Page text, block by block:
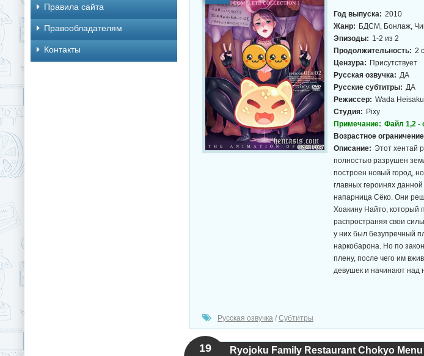
Год выпуска: 2010
Жанр: БДСМ, Бонлаж,
Эпизоды: 1-2 из 2
Продолжительность: 2
Цензура: Присутствует
Русская озвучка: ДА
Русские субтитры: ДА
Режиссер: Wada
Студия: Pixy
Примечание: Файл 1,2 -
Возрастное
Описание: Этот хентай
полностью разрушен
построен новый город,
главных героинях
напарница Сёко. Они
Хоакину Найто, который
распространяя свои
у них был безупречный
наркобарона. Но по
плену, после чего им
девушек и начинают над
Русская озвучка / Субтитры
19
Правила сайта
Правообладателям
Контакты